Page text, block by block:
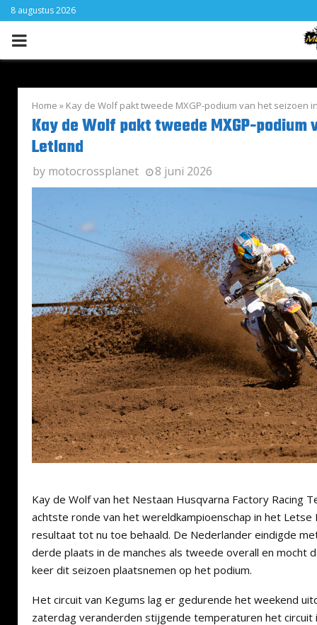
8 augustus 2026
PRIMARY
Home » Kay de Wolf pakt tweede MXGP-podium van het seizoen
Kay de Wolf pakt tweede MXGP-podium
Letland
by motocrossplanet 8 juni 2026
Kay de Wolf van het Nestaan Husqvarna Factory Racing
achtste ronde van het wereldkampioenschap in het Letse
resultaat tot nu toe behaald. De Nederlander eindigde
derde plaats in de manches als tweede overall en mocht
keer dit seizoen plaatsnemen op het podium.
Het circuit van Kegums lag er gedurende het weekend
zaterdag veranderden stijgende temperaturen het circuit